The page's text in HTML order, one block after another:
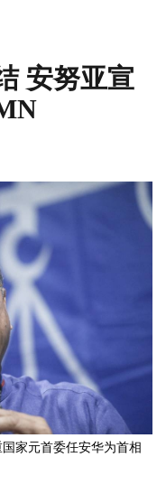
安努亚宣
家元首委任安华为首相